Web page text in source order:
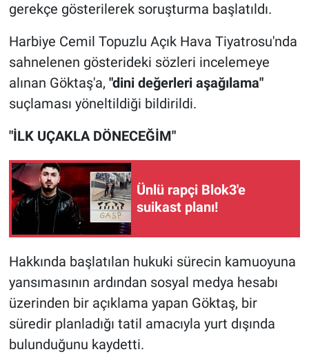
gerekçe gösterilerek soruşturma başlatıldı.
Harbiye Cemil Topuzlu Açık Hava Tiyatrosu'nda
sahnelenen gösterideki sözleri incelemeye
alınan Göktaş'a, "dini değerleri aşağılama"
suçlaması yöneltildiği bildirildi.
"İLK UÇAKLA DÖNECEĞİM"
Ünlü rapçi Blok3'e
suikast planı!
Hakkında başlatılan hukuki sürecin kamuoyuna
yansımasının ardından sosyal medya hesabı
üzerinden bir açıklama yapan Göktaş, bir
süredir planladığı tatil amacıyla yurt dışında
bulunduğunu kaydetti.